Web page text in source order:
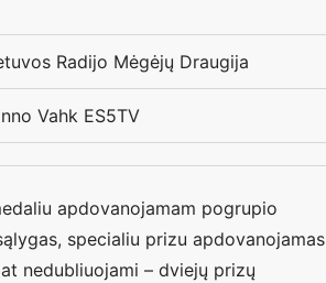
Radijo Mėgėjų Draugija
Vahk ES5TV
apdovanojamam pogrupio
specialiu prizu apdovanojamas
nedubliuojami – dviejų prizų